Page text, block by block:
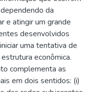
da
e atingir um grande
desenvolvidos
uma tentativa de
econômica.
complementa as
em dois sentidos: (i)